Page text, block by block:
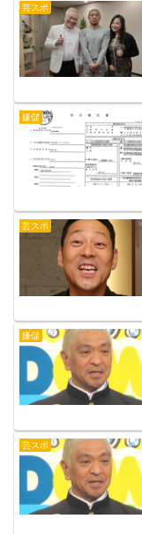
芸スポ
嫌儲
芸スポ
嫌儲
芸スポ